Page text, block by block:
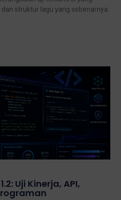
struktur lagu yang sebenarnya.
Uji Kinerja, API,